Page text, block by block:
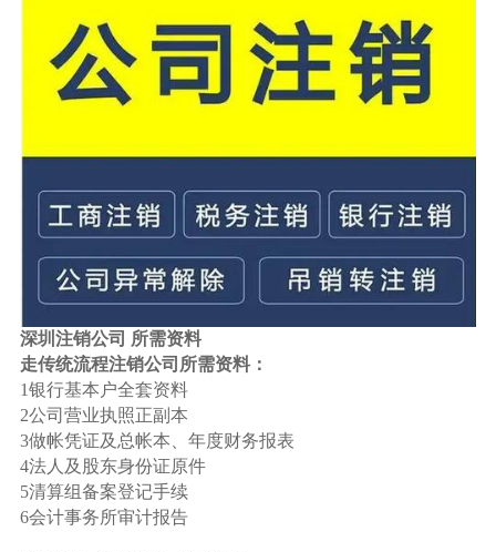
深圳注销公司 所需资料
走传统流程注销公司所需资料：
1银行基本户全套资料
2公司营业执照正副本
3做帐凭证及总帐本、年度财务报表
4法人及股东身份证原件
5清算组备案登记手续
6会计事务所审计报告